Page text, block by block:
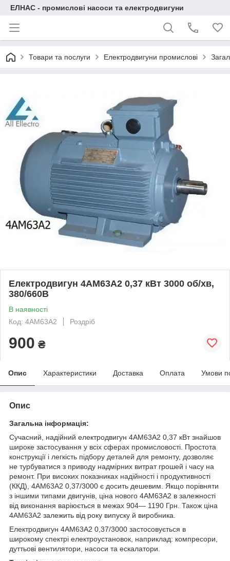
ЕЛНАС - промислові насоси та електродвигуни
Товари та послуги Електродвигуни промислові
Електродвигун 4АМ63А2 0,37 кВт 3000 об/хв,
380/660В
В наявності
Код: 4АМ63А2
Роздріб
900 ₴
Опис Характеристики Доставка Оплата Умови
Опис
Загальна інформація:
Сучасний, надійний електродвигун 4АМ63А2 0,37 кВт знайшов
широке застосування у всіх сферах промисловості. Простота
конструкції і легкість підбору деталей для ремонту, дозволяє
не турбуватися з приводу надмірних витрат грошей і часу на
ремонт. При високих показниках надійності і продуктивності
(ККД), 4АМ63А2 0,37/3000 є досить дешевим. Якщо порівняти
з іншими типами двигунів, ціна нового 4АМ63А2 в залежності
від виконання варіюється в межах 904― 1190 Грн. Також ціна
4АМ63А2 залежить від року випуску й виробника.
Електродвигун 4АМ63А2 0,37/3000 застосовується в
широкому спектрі електроустановок, наприклад: компресори,
дуттьові вентилятори, насоси та ескалатори.